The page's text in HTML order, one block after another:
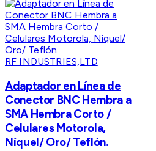
RF INDUSTRIES,LTD
Adaptador en Línea de
Conector BNC Hembra a
SMA Hembra Corto /
Celulares Motorola,
Níquel/ Oro/ Teflón.